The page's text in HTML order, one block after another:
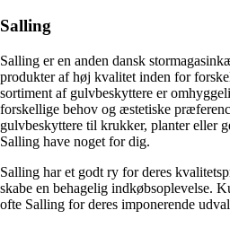
Salling
Salling er en anden dansk
produkter af høj kvalitet inden for
sortiment af gulvbeskyttere er
forskellige behov og æstetiske
gulvbeskyttere til krukker, planter eller
Salling have noget for dig.
Salling har et godt ry for deres
skabe en behagelig indkøbsoplevelse.
ofte Salling for deres imponerende